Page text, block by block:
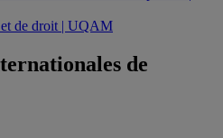
de